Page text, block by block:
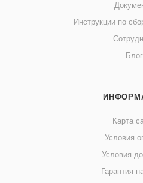
Инструкции по
Блог
Карта
Условия
Условия
Гарантия